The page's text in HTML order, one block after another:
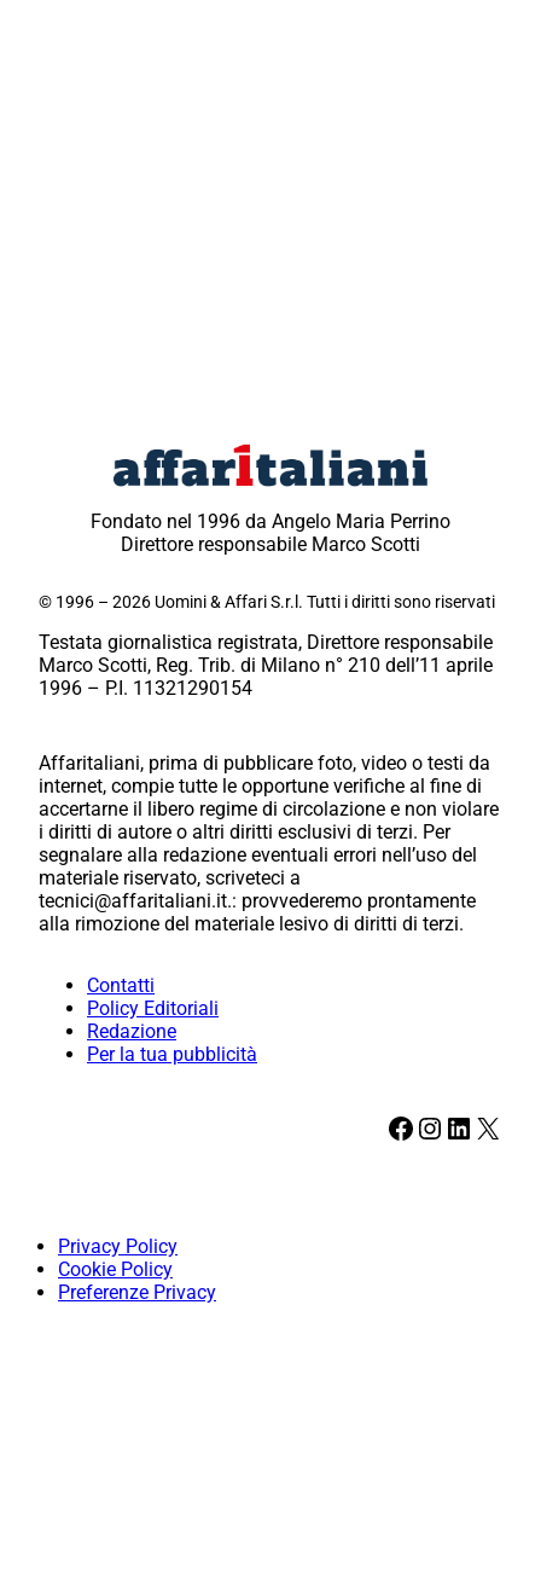
Fondato nel 1996 da Angelo Maria Perrino
Direttore responsabile Marco Scotti
© 1996 – 2026 Uomini & Affari S.r.l. Tutti i diritti sono riservati
Testata giornalistica registrata, Direttore responsabile
Marco Scotti, Reg. Trib. di Milano n° 210 dell’11 aprile
1996 – P.I. 11321290154
Affaritaliani, prima di pubblicare foto, video o testi da
internet, compie tutte le opportune verifiche al fine di
accertarne il libero regime di circolazione e non violare
i diritti di autore o altri diritti esclusivi di terzi. Per
segnalare alla redazione eventuali errori nell’uso del
materiale riservato, scriveteci a
tecnici@affaritaliani.it.: provvederemo prontamente
alla rimozione del materiale lesivo di diritti di terzi.
Contatti
Policy Editoriali
Redazione
Per la tua pubblicità
Facebook Instagram LinkedIn X
Privacy Policy
Cookie Policy
Preferenze Privacy